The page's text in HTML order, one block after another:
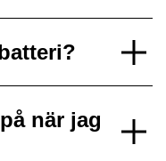
när jag